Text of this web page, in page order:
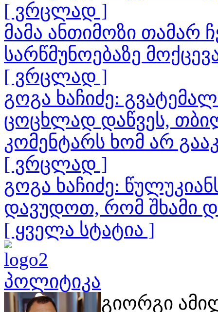
[ ვრცლად ]
მამა ანთიმოზი თამარ
სარწმუნოებაზე
[ ვრცლად ]
გოგა ხაჩიძე:
ცოცხლად დაწვეს,
კომენტარს ხომ არ
[ ვრცლად ]
გოგა ხაჩიძე:
დავუდოთ, რომ შხამი
[ ყველა სტატია ]
პოლიტიკა
გიორგი